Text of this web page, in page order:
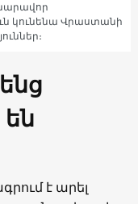
կունենա Վրաստանի
է արել